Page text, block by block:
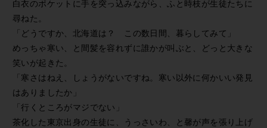
白衣のポケットに手を突っ込みながら、ふと時枝が生徒たちに
尋ねた。
「どうですか、北海道は？ この数日間、暮らしてみて」
めっちゃ寒い、と間髪を容れずに誰かが叫ぶと、どっと大きな
笑いが起きた。
「寒さはねえ、しょうがないですね。寒い以外に何かいい発見
はありましたか」
「行くところがマジでない」
茶化した東京出身の生徒に、うっさいわ、と馨が声を張り上げ